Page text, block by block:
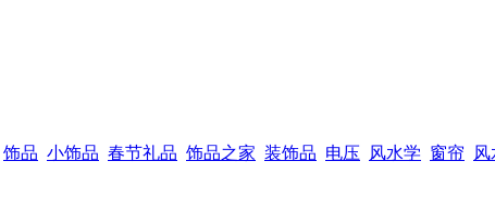
饰品 小饰品 春节礼品 饰品之家 装饰品 电压 风水学 窗帘 风